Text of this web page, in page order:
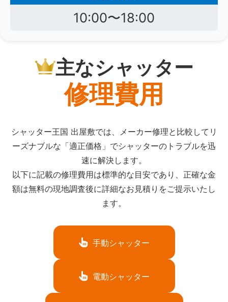
10:00〜18:00
主なシャッター
修理費用
シャッター王国 出屋敷では、メーカー修理と比較してリ
ーズナブルな「適正価格」でシャッターのトラブルを迅
速に解決します。
以下に記載の修理費用は標準的な目安であり、正確な金
額は無料の現地調査後に詳細なお見積りをご提示いたし
ます。
手動シャッター
電動シャッター